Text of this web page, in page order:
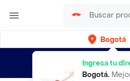
Bogotá
Ingresa tu
Bogotá.
envíos gratis por